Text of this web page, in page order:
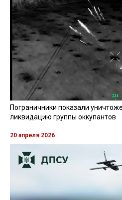
Пограничники показали
ликвидацию группы оккупантов
20 апреля 2026